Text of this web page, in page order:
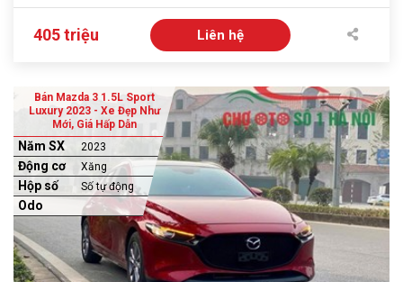
405 triệu Liên hệ
Bán Mazda 3 1.5L Sport
Luxury 2023 - Xe Đẹp Như
Mới, Giá Hấp Dẫn
Năm SX 2023
Động cơ Xăng
Hộp số Số tự động
Odo